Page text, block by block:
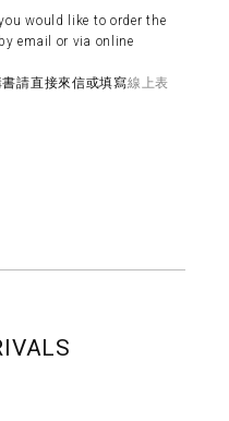
would like to order the
email or via online
請直接來信或填寫線上表